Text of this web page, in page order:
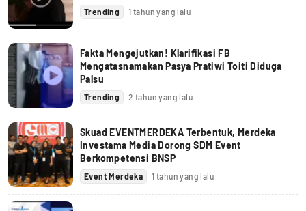
Trending 1 tahun yang lalu
Fakta Mengejutkan! Klarifikasi FB
Mengatasnamakan Pasya Pratiwi Toiti Diduga
Palsu
Trending 2 tahun yang lalu
Skuad EVENTMERDEKA Terbentuk, Merdeka
Investama Media Dorong SDM Event
Berkompetensi BNSP
Event Merdeka 1 tahun yang lalu